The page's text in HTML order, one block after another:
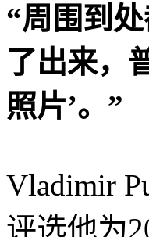
“周围到
了出来，
照片’。
Vladimir
评选他为